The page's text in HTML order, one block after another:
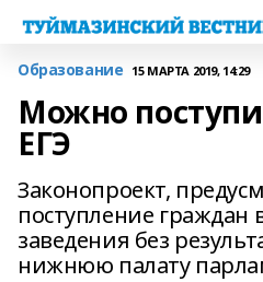
Образование 15 МАРТА 2019, 14:29
Можно
ЕГЭ
Законопроект,
поступление
заведения без
нижнюю палату